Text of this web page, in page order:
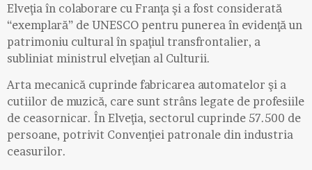
Elveţia în colaborare cu Franţa şi a fost considerată
“exemplară” de UNESCO pentru punerea în evidenţă un
patrimoniu cultural în spaţiul transfrontalier, a
subliniat ministrul elveţian al Culturii.
Arta mecanică cuprinde fabricarea automatelor şi a
cutiilor de muzică, care sunt strâns legate de profesiile
de ceasornicar. În Elveţia, sectorul cuprinde 57.500 de
persoane, potrivit Convenţiei patronale din industria
ceasurilor.